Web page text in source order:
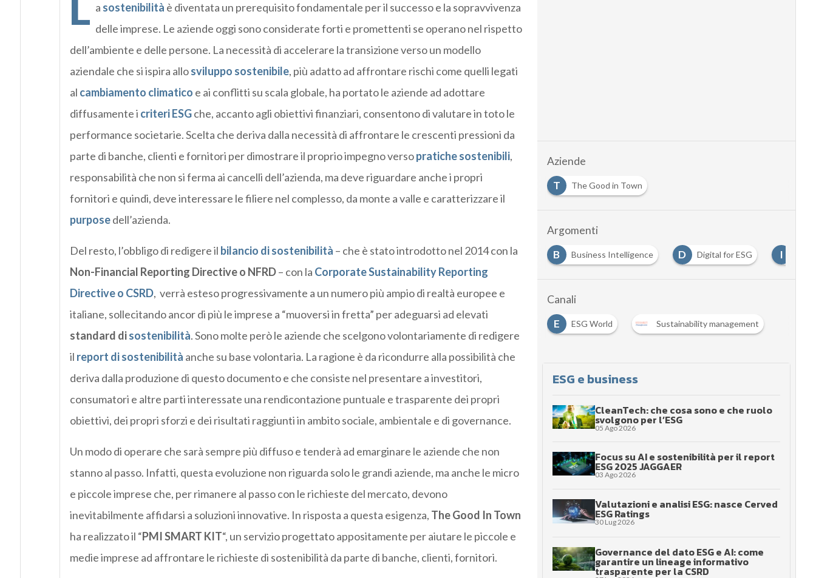
a sostenibilità è diventata un prerequisito fondamentale per il successo e la sopravvivenza
delle imprese. Le aziende oggi sono considerate forti e promettenti se operano nel rispetto
dell’ambiente e delle persone. La necessità di accelerare la transizione verso un modello
aziendale che si ispira allosviluppo sostenibile, più adatto ad affrontare rischi come quelli legati
al cambiamento climatico e ai conflitti su scala globale, ha portato le aziende ad adottare
diffusamente i criteri ESGche, accanto agli obiettivi finanziari, consentono di valutare in toto le
performance societarie. Scelta che deriva dalla necessità di affrontare le crescenti pressioni da
parte di banche, clienti e fornitori per dimostrare il proprio impegno versopratiche sostenibili,
responsabilità che non si ferma ai cancelli dell’azienda, ma deve riguardare anche i propri
fornitori e quindi, deve interessare le filiere nel complesso, da monte a valle e caratterizzare il
purpose dell’azienda.
Del resto, l’obbligo di redigere il bilancio di sostenibilità – che è stato introdotto nel 2014 con la
Non-Financial Reporting Directive o NFRD– con la Corporate Sustainability Reporting
Directive o CSRD, verrà esteso progressivamente a un numero più ampio di realtà europee e
italiane, sollecitando ancor di più le imprese a “muoversi in fretta” per adeguarsi ad elevati
standard disostenibilità. Sono molte però le aziende che scelgono volontariamente di redigere
il report di sostenibilità anche su base volontaria. La ragione è da ricondurre alla possibilità che
deriva dalla produzione di questo documento e che consiste nel presentare a investitori,
consumatori e altre parti interessate una rendicontazione puntuale e trasparente dei propri
obiettivi, dei propri sforzi e dei risultati raggiunti in ambito sociale, ambientale e di governance.
Un modo di operare che sarà sempre più diffuso e tenderà ad emarginare le aziende che non
stanno al passo. Infatti, questa evoluzione non riguarda solo le grandi aziende, ma anche le micro
e piccole imprese che, per rimanere al passo con le richieste del mercato, devono
inevitabilmente affidarsi a soluzioni innovative. In risposta a questa esigenza, The Good In Town
ha realizzato il “PMI SMART KIT“, un servizio progettato appositamente per aiutare le piccole e
medie imprese ad affrontare le richieste di sostenibilità da parte di banche, clienti, fornitori.
Aziende
T
The Good in Town
Argomenti
B
Business Analytics B Business Intelligence D Digital for ESG I
Canali
E
ESG World Sustainability management
ESG e business
CleanTech: che cosa sono e che ruolo
svolgono per l’ESG
05 Ago 2026
Focus su AI e sostenibilità per il report
ESG 2025 JAGGAER
03 Ago 2026
Valutazioni e analisi ESG: nasce Cerved
ESG Ratings
30 Lug 2026
Governance del dato ESG e AI: come
garantire un lineage informativo
trasparente per la CSRD